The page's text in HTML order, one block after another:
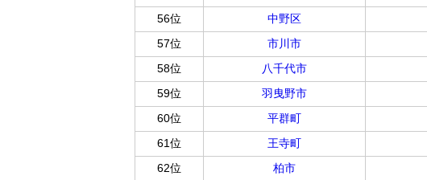
56位
中野区
57位
市川市
58位
八千代市
59位
羽曳野市
60位
平群町
61位
王寺町
62位
柏市